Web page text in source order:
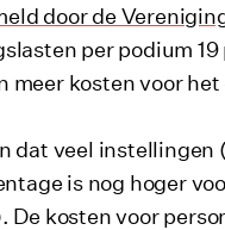
door de
per podium
kosten voor
dat veel
is nog hoger
De kosten voor